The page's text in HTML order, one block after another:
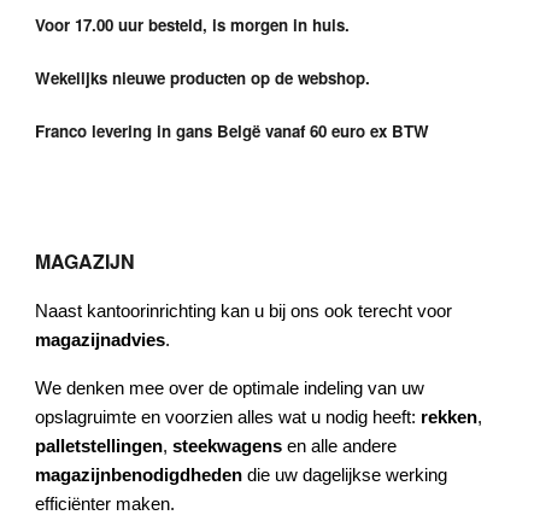
Voor 17.00 uur besteld, is morgen in huis.
Wekelijks nieuwe producten op de webshop.
Franco levering in gans Belgë vanaf 60 euro ex BTW
MAGAZIJN
Naast kantoorinrichting kan u bij ons ook terecht voor
magazijnadvies.
We denken mee over de optimale indeling van uw
opslagruimte en voorzien alles wat u nodig heeft: rekken,
palletstellingen,steekwagens en alle andere
magazijnbenodigdheden die uw dagelijkse werking
efficiënter maken.